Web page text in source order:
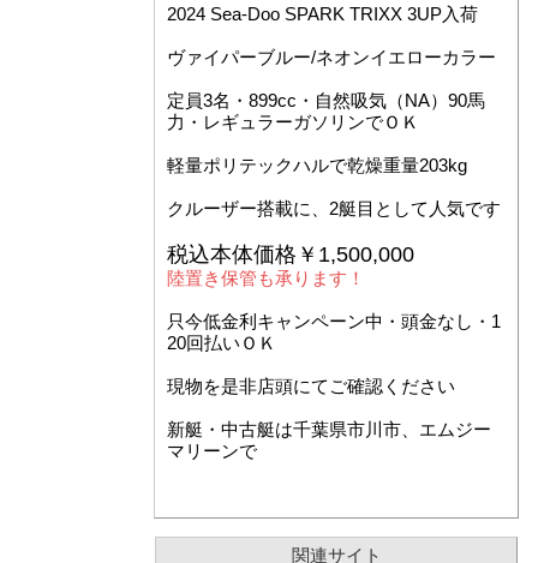
2024 Sea-Doo SPARK TRIXX 3UP入荷
ヴァイパーブルー/ネオンイエローカラー
定員3名・899cc・自然吸気（NA）90馬
力・レギュラーガソリンでＯＫ
軽量ポリテックハルで乾燥重量203kg
クルーザー搭載に、2艇目として人気です
税込本体価格￥1,500,000
陸置き保管も承ります！
只今低金利キャンペーン中・頭金なし・1
20回払いＯＫ
現物を是非店頭にてご確認ください
新艇・中古艇は千葉県市川市、エムジー
マリーンで
関連サイト